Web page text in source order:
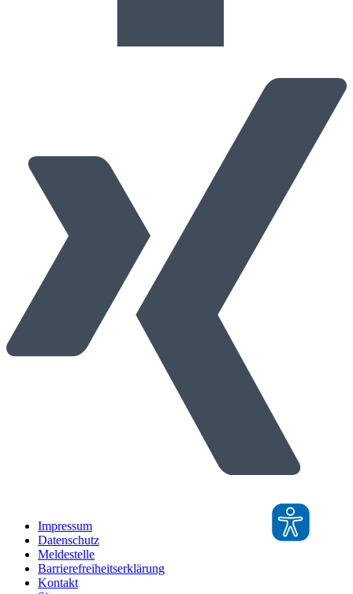
Impressum
Datenschutz
Meldestelle
Barrierefreiheitserklärung
Kontakt